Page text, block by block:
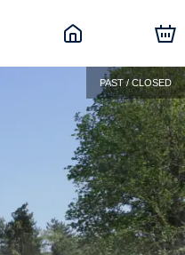
PAST / CLOSED